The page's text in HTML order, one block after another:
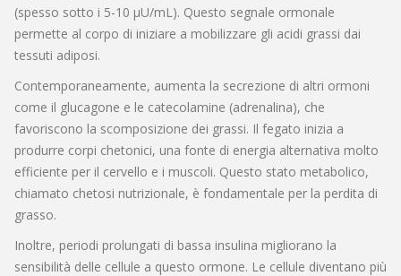
(spesso sotto i 5-10 µU/mL). Questo segnale ormonale
permette al corpo di iniziare a mobilizzare gli acidi grassi dai
tessuti adiposi.
Contemporaneamente, aumenta la secrezione di altri ormoni
come il glucagone e le catecolamine (adrenalina), che
favoriscono la scomposizione dei grassi. Il fegato inizia a
produrre corpi chetonici, una fonte di energia alternativa molto
efficiente per il cervello e i muscoli. Questo stato metabolico,
chiamato chetosi nutrizionale, è fondamentale per la perdita di
grasso.
Inoltre, periodi prolungati di bassa insulina migliorano la
sensibilità delle cellule a questo ormone. Le cellule diventano più